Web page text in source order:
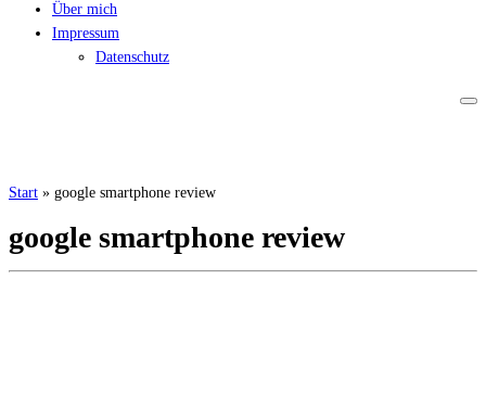
Über mich
Impressum
Datenschutz
Start » google smartphone review
google smartphone review